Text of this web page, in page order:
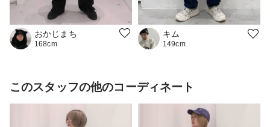
おかじまち
168cm
キム
149cm
このスタッフの他のコーディネート